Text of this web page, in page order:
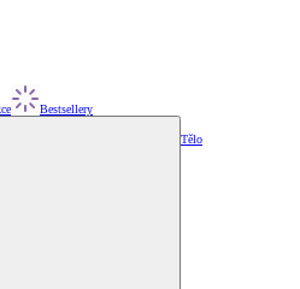
Bestsellery
Tělo